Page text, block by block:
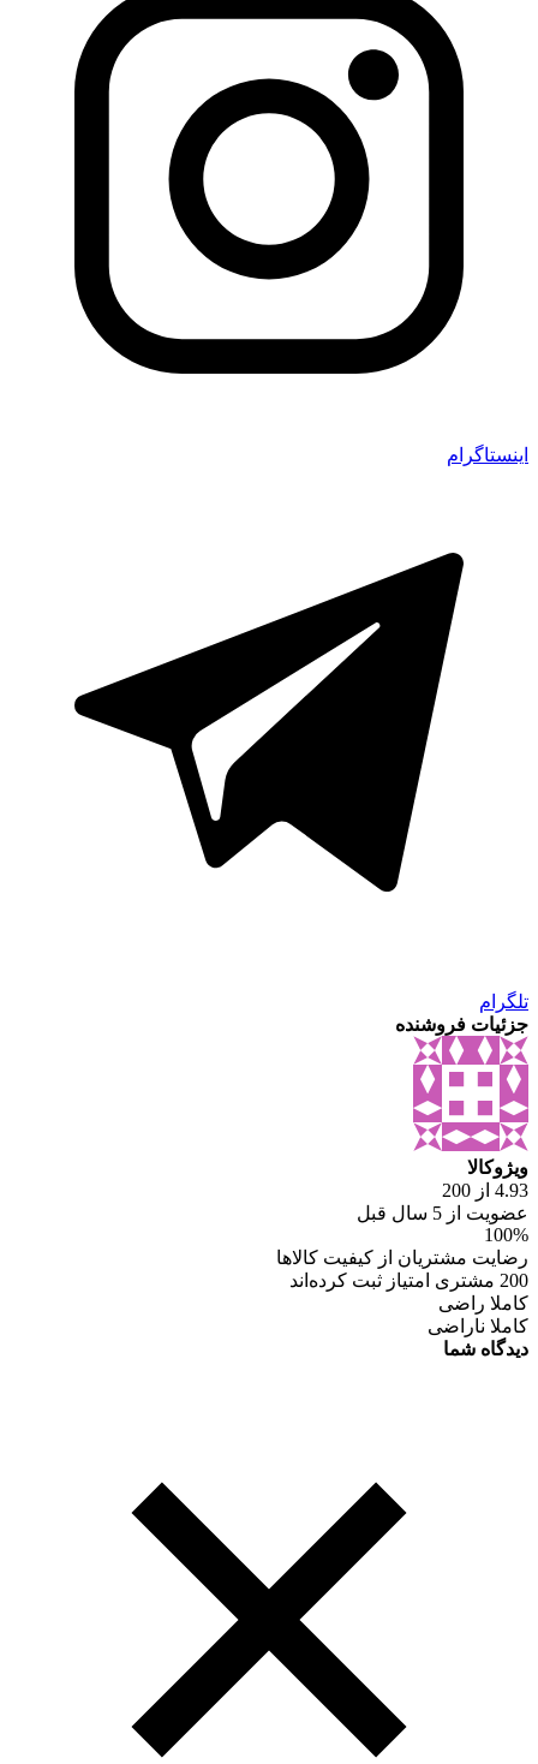
اینستاگرام
تلگرام
جزئیات فروشنده
ویژوکالا
4.93 از 200
عضویت از 5 سال قبل
100%
رضایت مشتریان از کیفیت کالاها
200 مشتری امتیاز ثبت کرده‌اند
کاملا راضی
کاملا ناراضی
دیدگاه شما